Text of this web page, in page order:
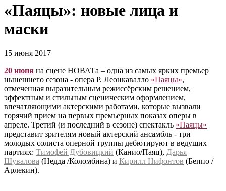
«Паяцы»: новые лица и
маски
15 июня 2017
20 июня на сцене НОВАТа – одна из самых ярких премьер
нынешнего сезона - опера Р. Леонкавалло «Паяцы»,
отмеченная выразительным режиссёрским решением,
эффектным и стильным сценическим оформлением,
впечатляющими актерскими работами, которые вызвали
горячий прием на первых премьерных показах оперы в
апреле. Третий (и последний в сезоне) спектакль «Паяцы»
представит зрителям новый актерский ансамбль - три
молодых солиста оперной труппы дебютируют в ведущих
партиях: Тимофей Дубовицкий (Канио/Паяц), Дарья
Шувалова (Недда /Коломбина) и Кирилл Нифонтов (Беппо /
Арлекин).